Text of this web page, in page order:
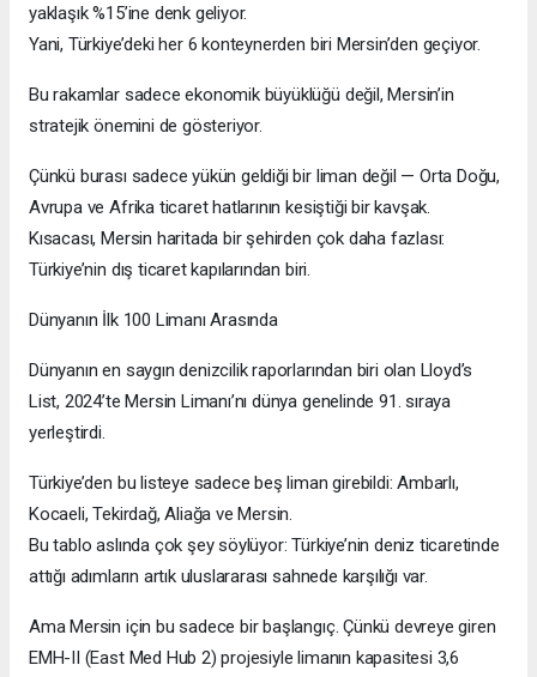
yaklaşık %15’ine denk geliyor.
Yani, Türkiye’deki her 6 konteynerden biri Mersin’den geçiyor.
Bu rakamlar sadece ekonomik büyüklüğü değil, Mersin’in
stratejik önemini de gösteriyor.
Çünkü burası sadece yükün geldiği bir liman değil — Orta Doğu,
Avrupa ve Afrika ticaret hatlarının kesiştiği bir kavşak.
Kısacası, Mersin haritada bir şehirden çok daha fazlası:
Türkiye’nin dış ticaret kapılarından biri.
Dünyanın İlk 100 Limanı Arasında
Dünyanın en saygın denizcilik raporlarından biri olan Lloyd’s
List, 2024’te Mersin Limanı’nı dünya genelinde 91. sıraya
yerleştirdi.
Türkiye’den bu listeye sadece beş liman girebildi: Ambarlı,
Kocaeli, Tekirdağ, Aliağa ve Mersin.
Bu tablo aslında çok şey söylüyor: Türkiye’nin deniz ticaretinde
attığı adımların artık uluslararası sahnede karşılığı var.
Ama Mersin için bu sadece bir başlangıç. Çünkü devreye giren
EMH-II (East Med Hub 2) projesiyle limanın kapasitesi 3,6